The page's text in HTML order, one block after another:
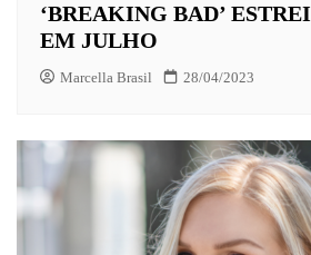
‘BREAKING BAD’
EM JULHO
Marcella Brasil 28/04/2023